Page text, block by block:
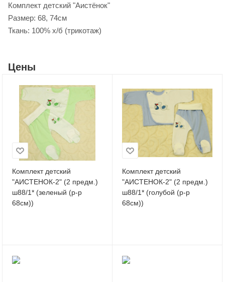
Комплект детский "Аистёнок"
Размер: 68, 74см
Ткань: 100% х/б (трикотаж)
Цены
Комплект детский
"АИСТЕНОК-2" (2 предм.)
ш88/1* (зеленый (р-р
68см))
Комплект детский
"АИСТЕНОК-2" (2 предм.)
ш88/1* (голубой (р-р
68см))